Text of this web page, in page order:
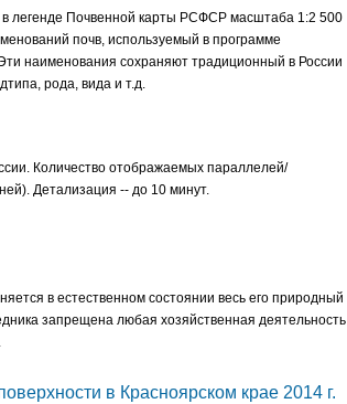
в легенде Почвенной карты РСФСР масштаба 1:2 500
почв, используемый в программе
наименования сохраняют традиционный в России
рода, вида и т.д.
Количество отображаемых параллелей/
Детализация -- до 10 минут.
в естественном состоянии весь его природный
запрещена любая хозяйственная деятельность
в Красноярском крае 2014 г.